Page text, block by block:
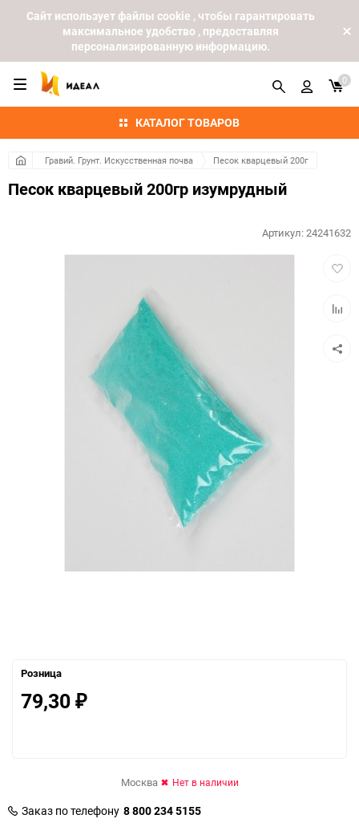
Cайт использует файлы cookie , чтобы гарантировать
максимальное удобство , предоставляя
персонализированную информацию.
КАТАЛОГ ТОВАРОВ
0
Гравий. Грунт. Искусственная почва Песок кварцевый 200г
Песок кварцевый 200гр изумрудный
Артикул:24241632
Розница
79,30 ₽
Москва Нет в наличии
Заказ по телефону 8 800 234 5155